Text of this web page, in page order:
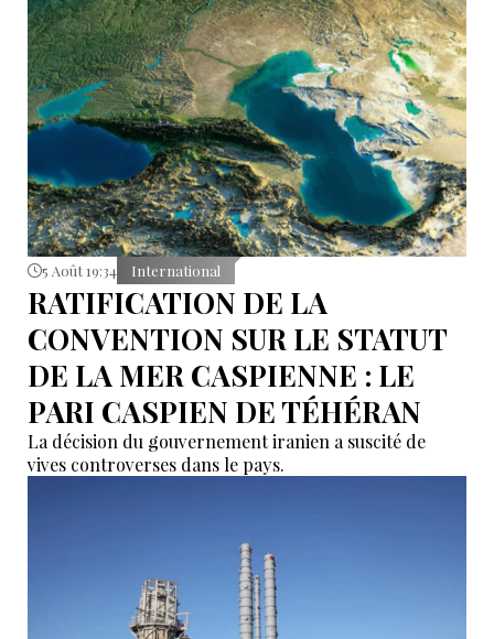
5 Août 19:34 International
RATIFICATION DE LA
CONVENTION SUR LE STATUT
DE LA MER CASPIENNE : LE
PARI CASPIEN DE TÉHÉRAN
La décision du gouvernement iranien a suscité de
vives controverses dans le pays.